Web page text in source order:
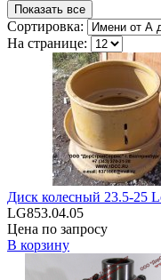
Показать все
Сортировка:
На странице:
Диск колесный 23.5-25
LG853.04.05
Цена по запросу
В корзину